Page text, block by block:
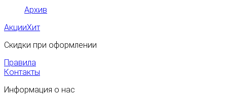
Архив
АкцииХит
Скидки при оформлении
Правила
Контакты
Информация о нас